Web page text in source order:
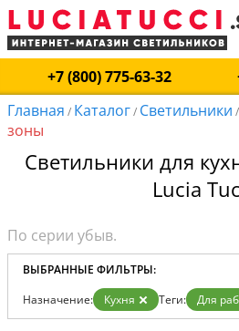
+7 (800) 775-63-32
Главная / Каталог/ Светильники /
зоны
Светильники для
Lucia
ВЫБРАННЫЕ ФИЛЬТРЫ:
Назначение: Кухня Теги:
Для
Вид:
Светильники